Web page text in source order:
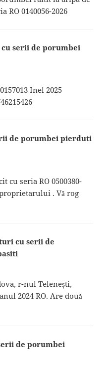
RO 0140056-2026
serii de porumbei
Inel 2025
de porumbei pierduti
cu seria RO 0500380-
. Vă rog
cu serii de
r-nul Telenești,
2024 RO. Are două
de porumbei